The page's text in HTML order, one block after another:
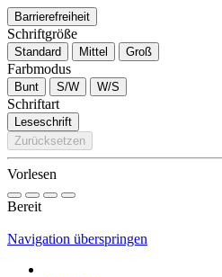
Barrierefreiheit
Schriftgröße
Standard Mittel Groß
Farbmodus
Bunt S/W W/S
Schriftart
Leseschrift
Zurücksetzen
Vorlesen
Bereit
Navigation überspringen